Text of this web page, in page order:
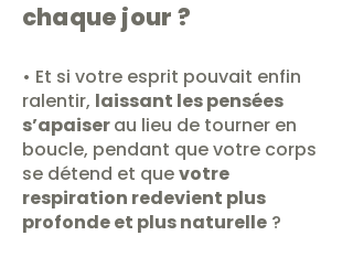
chaque jour ?
• Et si votre esprit pouvait enfin
ralentir, laissant les pensées
s’apaiserau lieu de tourner en
boucle, pendant que votre corps
se détend et quevotre
respiration redevient plus
profonde et plus naturelle ?